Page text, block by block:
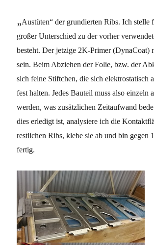
„Austüten“ der grundierten Ribs. Ich stelle
großer Unterschied zu der vorher
besteht. Der jetzige 2K-Primer (DynaCoat)
sein. Beim Abziehen der Folie, bzw. der
sich feine Stiftchen, die sich elektrostatisch
fest halten. Jedes Bauteil muss also einzeln
werden, was zusätzlichen Zeitaufwand
dies erledigt ist, analysiere ich die
restlichen Ribs, klebe sie ab und bin gegen
fertig.